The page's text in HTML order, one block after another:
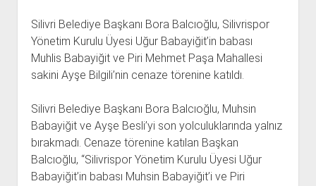
Silivri Belediye Başkanı Bora Balcıoğlu, Silivrispor
Yönetim Kurulu Üyesi Uğur Babayiğit’in babası
Muhlis Babayiğit ve Piri Mehmet Paşa Mahallesi
sakini Ayşe Bilgili’nin cenaze törenine katıldı.
Silivri Belediye Başkanı Bora Balcıoğlu, Muhsin
Babayiğit ve Ayşe Besli’yi son yolculuklarında yalnız
bırakmadı. Cenaze törenine katılan Başkan
Balcıoğlu, “Silivrispor Yönetim Kurulu Üyesi Uğur
Babayiğit’in babası Muhsin Babayiğit’i ve Piri